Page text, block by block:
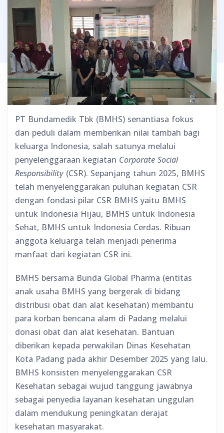
PT Bundamedik Tbk (BMHS) senantiasa fokus
dan peduli dalam memberikan nilai tambah bagi
keluarga Indonesia, salah satunya melalui
penyelenggaraan kegiatan Corporate Social
Responsibility (CSR). Sepanjang tahun 2025, BMHS
telah menyelenggarakan puluhan kegiatan CSR
dengan fondasi pilar CSR BMHS yaitu BMHS
untuk Indonesia Hijau, BMHS untuk Indonesia
Sehat, BMHS untuk Indonesia Cerdas. Ribuan
anggota keluarga telah menjadi penerima
manfaat dari kegiatan CSR ini.
BMHS bersama Bunda Global Pharma (entitas
anak usaha BMHS yang bergerak di bidang
distribusi obat dan alat kesehatan) membantu
para korban bencana alam di Padang melalui
donasi obat dan alat kesehatan. Bantuan
diberikan kepada perwakilan Dinas Kesehatan
Kota Padang pada akhir Desember 2025 yang lalu.
BMHS konsisten menyelenggarakan CSR
Kesehatan sebagai wujud tanggung jawabnya
sebagai penyedia layanan kesehatan unggulan
dalam mendukung peningkatan derajat
kesehatan masyarakat.